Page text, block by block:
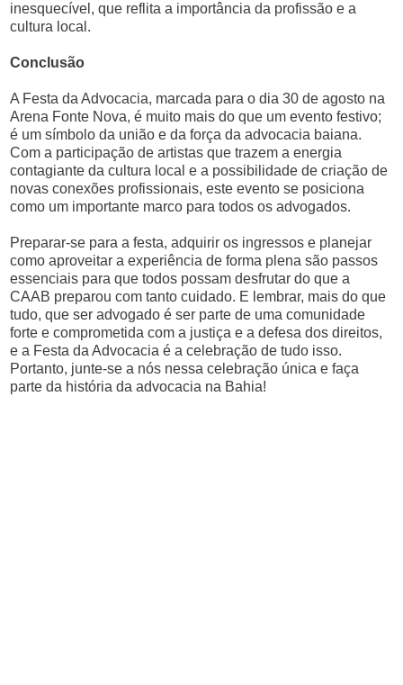
inesquecível, que reflita a importância da profissão e a
cultura local.
Conclusão
A Festa da Advocacia, marcada para o dia 30 de agosto na
Arena Fonte Nova, é muito mais do que um evento festivo;
é um símbolo da união e da força da advocacia baiana.
Com a participação de artistas que trazem a energia
contagiante da cultura local e a possibilidade de criação de
novas conexões profissionais, este evento se posiciona
como um importante marco para todos os advogados.
Preparar-se para a festa, adquirir os ingressos e planejar
como aproveitar a experiência de forma plena são passos
essenciais para que todos possam desfrutar do que a
CAAB preparou com tanto cuidado. E lembrar, mais do que
tudo, que ser advogado é ser parte de uma comunidade
forte e comprometida com a justiça e a defesa dos direitos,
e a Festa da Advocacia é a celebração de tudo isso.
Portanto, junte-se a nós nessa celebração única e faça
parte da história da advocacia na Bahia!